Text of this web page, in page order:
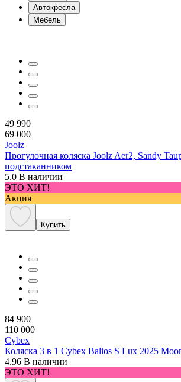
Автокресла
Мебель
49 990
69 000
Joolz
Прогулочная коляска Joolz Aer2, Sandy
подстаканником
5.0 В наличии
ЭТО ХИТ!
Акция
Купить
84 900
110 000
Cybex
Коляска 3 в 1 Cybex Balios S Lux 2025
4.96 В наличии
ЭТО ХИТ!